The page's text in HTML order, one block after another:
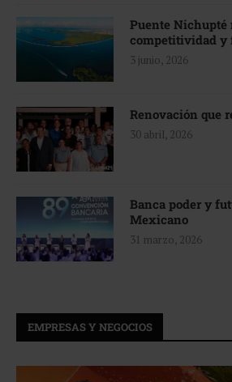
Puente Nichupté
competitividad y
3 junio, 2026
Renovación que
30 abril, 2026
Banca poder y
Mexicano
31 marzo, 2026
EMPRESAS Y NEGOCIOS